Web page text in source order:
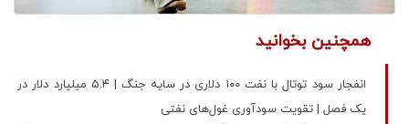
همچنین بخوانید
انفجار سود توتال با نفت ۱۰۰ دلاری در سایه جنگ | ۵.۴ میلیارد دلار در
یک فصل | تقویت سودآوری غول‌های نفتی